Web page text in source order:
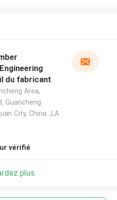
du fabricant
Area,
Guancheng
City, China. ,LA
vérifié
plus